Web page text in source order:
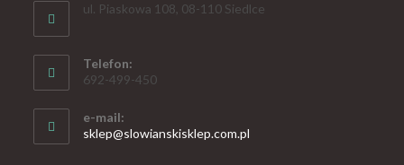
ul. Piaskowa 108, 08-110 Siedlce
Telefon:
692-499-450
e-mail:
sklep@slowianskisklep.com.pl